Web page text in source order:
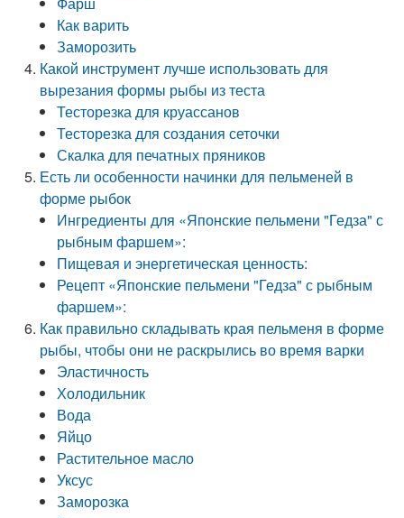
Как варить
Заморозить
Какой инструмент лучше использовать для
вырезания формы рыбы из теста
Тесторезка для круассанов
Тесторезка для создания сеточки
Скалка для печатных пряников
Есть ли особенности начинки для пельменей в
форме рыбок
Ингредиенты для «Японские пельмени "Гедза" с
рыбным фаршем»:
Пищевая и энергетическая ценность:
Рецепт «Японские пельмени "Гедза" с рыбным
фаршем»:
Как правильно складывать края пельменя в форме
рыбы, чтобы они не раскрылись во время варки
Эластичность
Холодильник
Вода
Яйцо
Растительное масло
Уксус
Заморозка